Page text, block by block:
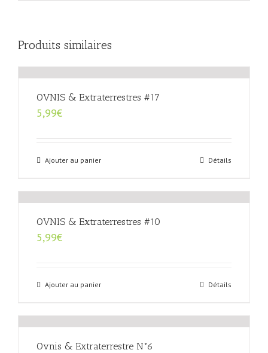
Produits similaires
OVNIS & Extraterrestres #17
5,99€
Ajouter au panier Détails
OVNIS & Extraterrestres #10
5,99€
Ajouter au panier Détails
Ovnis & Extraterrestre N°6